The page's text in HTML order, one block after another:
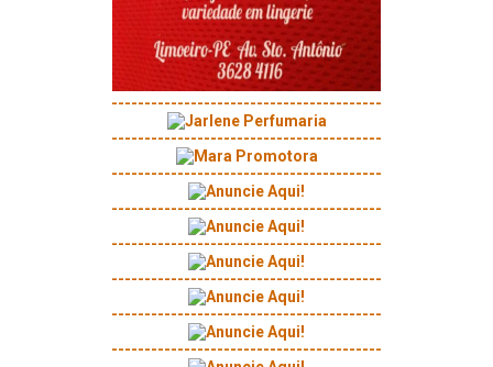
-----------------------------------------
-----------------------------------------
-----------------------------------------
-----------------------------------------
-----------------------------------------
-----------------------------------------
-----------------------------------------
-----------------------------------------